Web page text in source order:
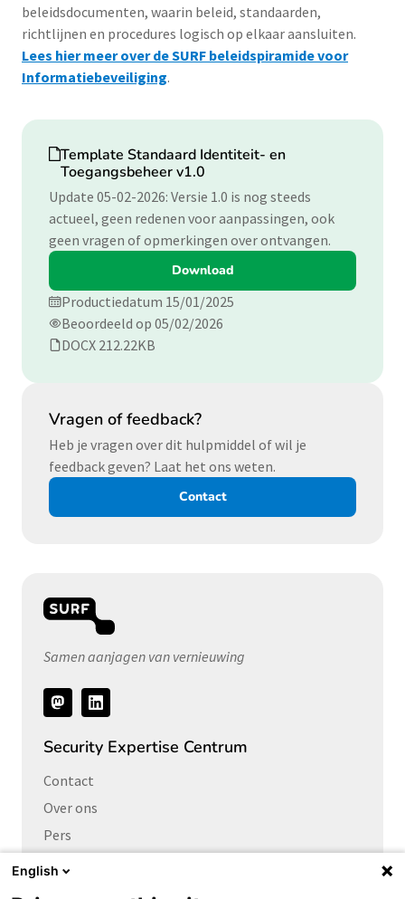
beleidsdocumenten, waarin beleid, standaarden,
richtlijnen en procedures logisch op elkaar aansluiten.
Lees hier meer over de SURF beleidspiramide voor
Informatiebeveiliging.
Download
Template Standaard Identiteit- en
Toegangsbeheer v1.0
Update 05-02-2026: Versie 1.0 is nog steeds
actueel, geen redenen voor aanpassingen, ook
geen vragen of opmerkingen over ontvangen.
Download
Productiedatum 15/01/2025
Beoordeeld op 05/02/2026
DOCX 212.22KB
Vragen of feedback?
Heb je vragen over dit hulpmiddel of wil je
feedback geven? Laat het ons weten.
Contact
Samen aanjagen van vernieuwing
Volg
ons
Security Expertise Centrum
Contact
Over ons
Pers
Vacatures
English